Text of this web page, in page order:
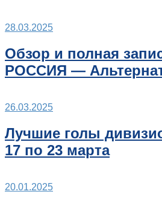
28.03.2025
Обзор и полная
РОССИЯ —
26.03.2025
Лучшие голы
17 по 23 марта
20.01.2025